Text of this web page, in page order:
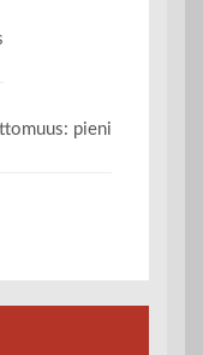
pieni